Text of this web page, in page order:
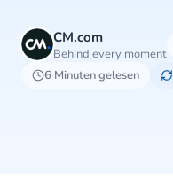
CM.com
Behind every moment
6 Minuten gelesen